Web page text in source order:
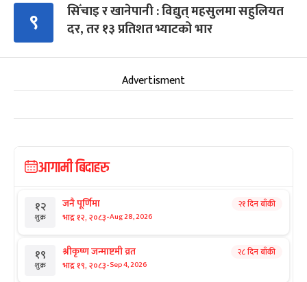
९
सिँचाइ र खानेपानी : विद्युत् महसुलमा सहुलियत
दर, तर १३ प्रतिशत भ्याटको भार
Advertisment
आगामी बिदाहरु
१२
शुक्र
जनै पूर्णिमा
भाद्र १२, २०८३-Aug 28, 2026
२१ दिन बाँकी
१९
शुक्र
श्रीकृष्ण जन्माष्टमी व्रत
भाद्र १९, २०८३-Sep 4, 2026
२८ दिन बाँकी